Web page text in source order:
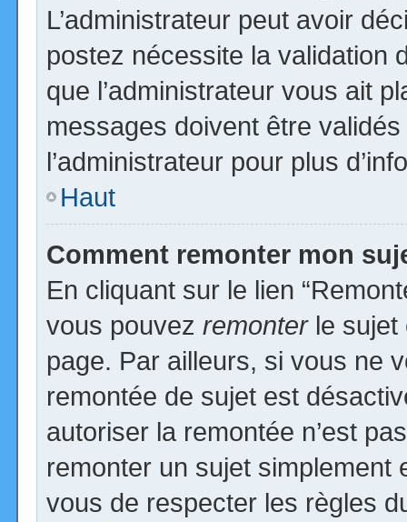
L’administrateur peut avoir
postez nécessite la validation
que l’administrateur vous ait
messages doivent être
l’administrateur pour plus
Haut
Comment remonter mon
En cliquant sur le lien
vous pouvez remonterle sujet
page. Par ailleurs, si vous ne
remontée de sujet est
autoriser la remontée n’est
remonter un sujet
vous de respecter les règles